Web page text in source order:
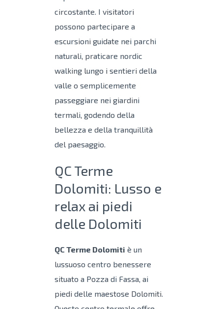
circostante. I visitatori
possono partecipare a
escursioni guidate nei parchi
naturali, praticare nordic
walking lungo i sentieri della
valle o semplicemente
passeggiare nei giardini
termali, godendo della
bellezza e della tranquillità
del paesaggio.
QC Terme
Dolomiti: Lusso e
relax ai piedi
delle Dolomiti
QC Terme Dolomiti è un
lussuoso centro benessere
situato a Pozza di Fassa, ai
piedi delle maestose Dolomiti.